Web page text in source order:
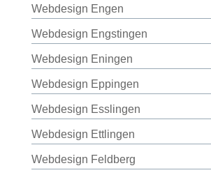
Webdesign Engen
Webdesign Engstingen
Webdesign Eningen
Webdesign Eppingen
Webdesign Esslingen
Webdesign Ettlingen
Webdesign Feldberg